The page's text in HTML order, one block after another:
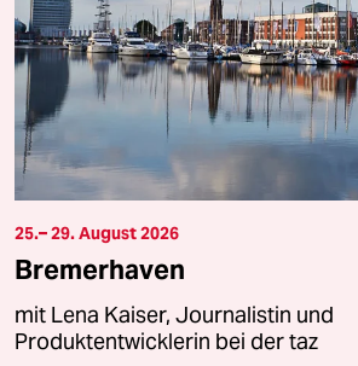
25.– 29. August 2026
Bremerhaven
mit Lena Kaiser, Journalistin und
Produktentwicklerin bei der taz